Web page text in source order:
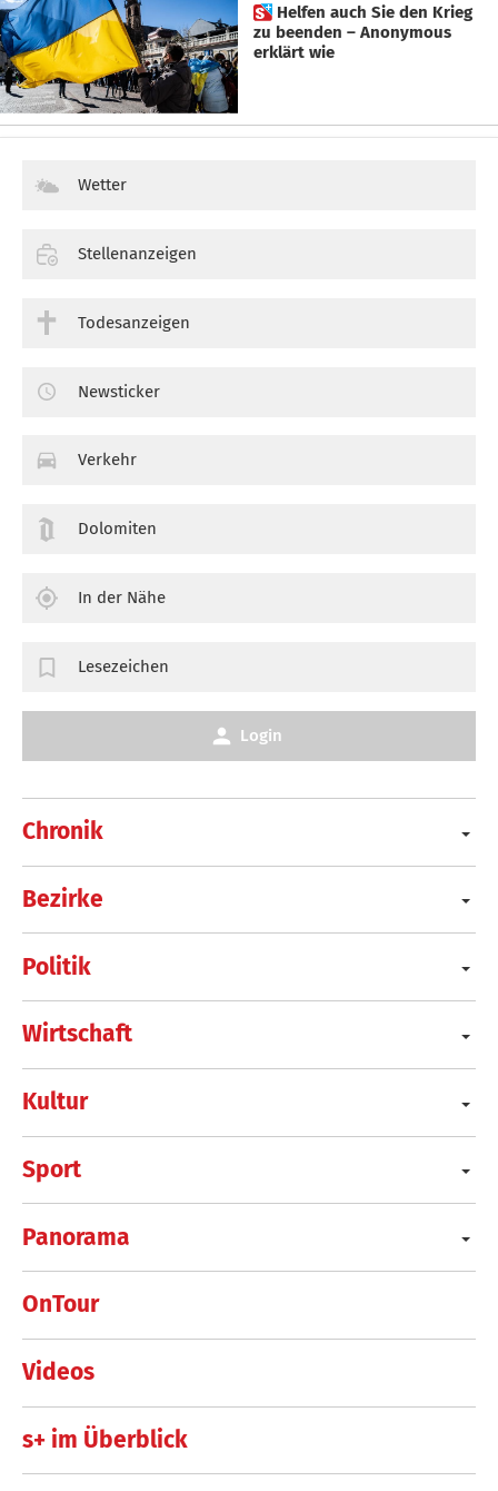
 Helfen auch Sie den Krieg
zu beenden – Anonymous
erklärt wie
Chronik
Bezirke
Politik
Wirtschaft
Kultur
Sport
Panorama
OnTour
Videos
s+ im Überblick
Wetter
Stellenanzeigen
Todesanzeigen
Newsticker
Verkehr
Dolomiten
In der Nähe
Lesezeichen
Login